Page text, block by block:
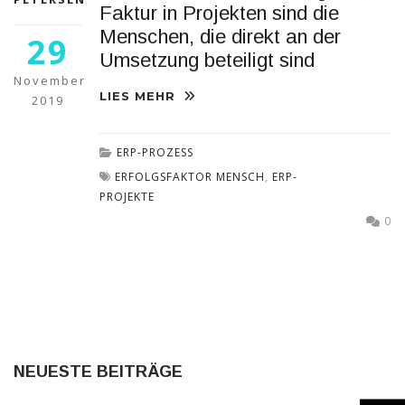
29
November
2019
Faktur in Projekten sind die
Menschen, die direkt an der
Umsetzung beteiligt sind
LIES MEHR
ERP-PROZESS
ERFOLGSFAKTOR MENSCH, ERP-
PROJEKTE
0
NEUESTE BEITRÄGE
werden
einige
Funktionen
auf der
Nutzungsverhaltens.